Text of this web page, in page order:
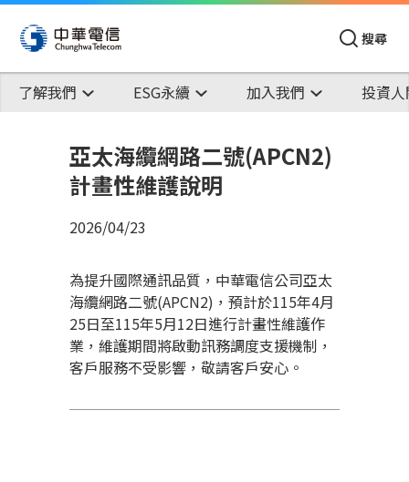
搜尋
了解我們 ESG永續 加入我們 投資
亞太海纜網路二號(APCN2)
計畫性維護說明
2026/04/23
為提升國際通訊品質，中華電信公司亞太
海纜網路二號(APCN2)，預計於115年4月
25日至115年5月12日進行計畫性維護作
業，維護期間將啟動訊務調度支援機制，
客戶服務不受影響，敬請客戶安心。